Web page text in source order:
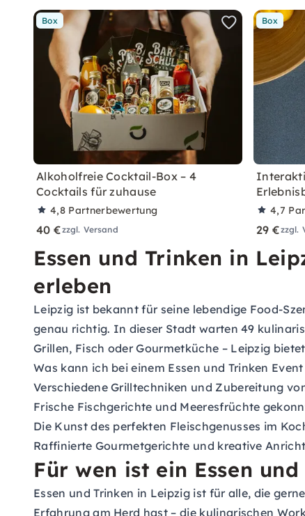
Box
Alkoholfreie Cocktail-Box – 4
Cocktails für zuhause
4,8 Partnerbewertung
40 €zzgl. Versand
Box
4,7
29 €zzgl.
Essen und Trinken in
erleben
Leipzig ist bekannt für seine lebendige Food-
genau richtig. In dieser Stadt warten 49
Grillen, Fisch oder Gourmetküche – Leipzig
Was kann ich bei einem Essen und Trinken
Verschiedene Grilltechniken und Zubereitung
Frische Fischgerichte und Meeresfrüchte
Die Kunst des perfekten Fleischgenusses im
Raffinierte Gourmetgerichte und kreative
Für wen ist ein Essen
Essen und Trinken in Leipzig ist für alle, die
Erfahrung am Herd hast – die kulinarischen